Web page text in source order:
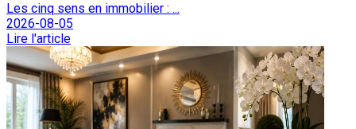
Les cinq sens en immobilier : ...
2026-08-05
Lire l'article